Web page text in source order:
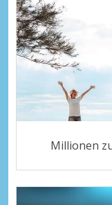
Millionen